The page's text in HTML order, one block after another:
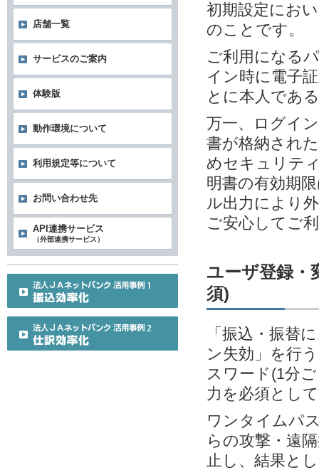
初期設定にお
のことです。
ご利用になる
イン時に電子
とに本人であ
万一、ログイ
書が格納され
めセキュリテ
明書の有効期
ル出力により
ご安心してご
ユーザ登録・
須)
「振込・振替
ン失効」を行
スワード(1分
力を必須とし
ワンタイムパ
らの攻撃・遠
止し、結果と
店舗一覧
サービスのご案内
体験版
動作環境について
利用規定等について
お問い合わせ先
API連携サービス
（外部連携サービス）